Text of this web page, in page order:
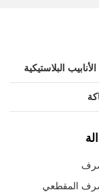
البلاستيكية
المقطعي